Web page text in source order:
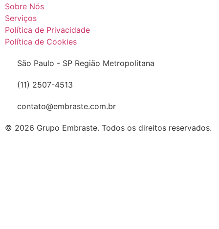
Sobre Nós
Serviços
Política de Privacidade
Política de Cookies
São Paulo - SP Região Metropolitana
(11) 2507-4513
contato@embraste.com.br
© 2026 Grupo Embraste. Todos os direitos reservados.